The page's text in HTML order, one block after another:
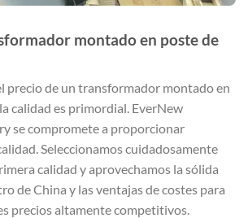
montado en poste de
precio de un transformador montado en
calidad es primordial. EverNew
se compromete a proporcionar
Seleccionamos cuidadosamente
calidad y aprovechamos la sólida
de China y las ventajas de costes para
precios altamente competitivos.